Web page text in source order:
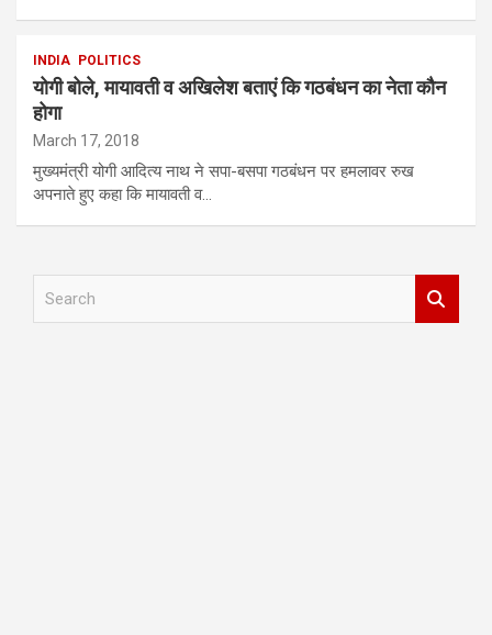
INDIA POLITICS
योगी बोले, मायावती व अखिलेश बताएं कि गठबंधन का नेता कौन
होगा
March 17, 2018
मुख्यमंत्री योगी आदित्य नाथ ने सपा-बसपा गठबंधन पर हमलावर रुख
अपनाते हुए कहा कि मायावती व…